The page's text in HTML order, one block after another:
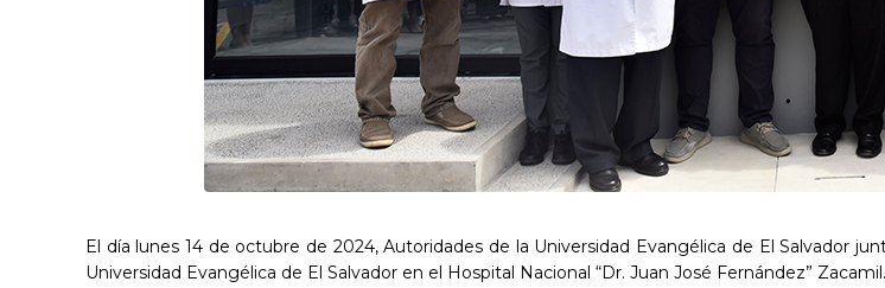
El día lunes 14 de octubre de 2024, Autoridades de la Universidad Evangélica de El Salvador
Universidad Evangélica de El Salvador en el Hospital Nacional “Dr. Juan José Fernández” Zacamil.